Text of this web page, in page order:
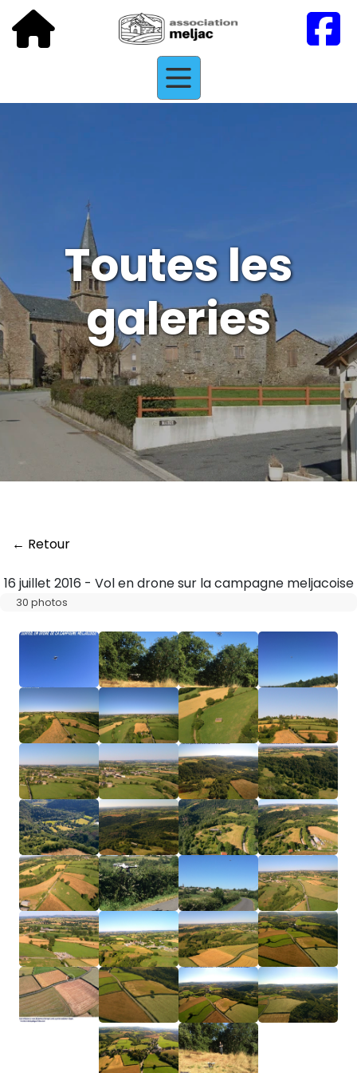
Toutes les
galeries
← Retour
16 juillet 2016 - Vol en drone sur la campagne meljacoise
30 photos